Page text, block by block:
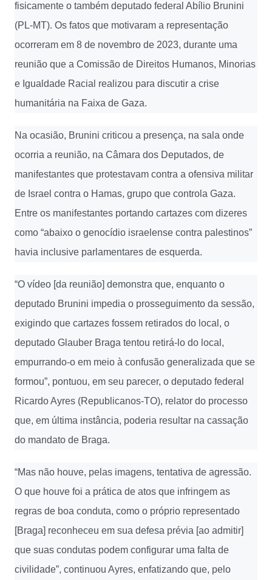
fisicamente o também deputado federal Abílio Brunini
(PL-MT). Os fatos que motivaram a representação
ocorreram em 8 de novembro de 2023, durante uma
reunião que a Comissão de Direitos Humanos, Minorias
e Igualdade Racial realizou para discutir a crise
humanitária na Faixa de Gaza.
Na ocasião, Brunini criticou a presença, na sala onde
ocorria a reunião, na Câmara dos Deputados, de
manifestantes que protestavam contra a ofensiva militar
de Israel contra o Hamas, grupo que controla Gaza.
Entre os manifestantes portando cartazes com dizeres
como “abaixo o genocídio israelense contra palestinos”
havia inclusive parlamentares de esquerda.
“O vídeo [da reunião] demonstra que, enquanto o
deputado Brunini impedia o prosseguimento da sessão,
exigindo que cartazes fossem retirados do local, o
deputado Glauber Braga tentou retirá-lo do local,
empurrando-o em meio à confusão generalizada que se
formou”, pontuou, em seu parecer, o deputado federal
Ricardo Ayres (Republicanos-TO), relator do processo
que, em última instância, poderia resultar na cassação
do mandato de Braga.
“Mas não houve, pelas imagens, tentativa de agressão.
O que houve foi a prática de atos que infringem as
regras de boa conduta, como o próprio representado
[Braga] reconheceu em sua defesa prévia [ao admitir]
que suas condutas podem configurar uma falta de
civilidade”, continuou Ayres, enfatizando que, pelo